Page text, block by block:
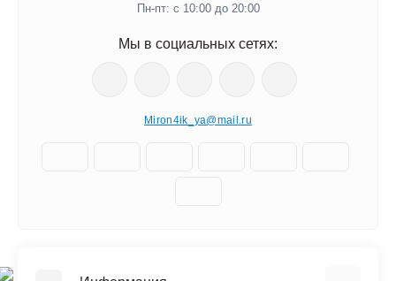
Пн-пт: с 10:00 до 20:00
Мы в социальных сетях:
Miron4ik_ya@mail.ru